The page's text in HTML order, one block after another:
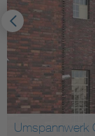
Umspannwerk